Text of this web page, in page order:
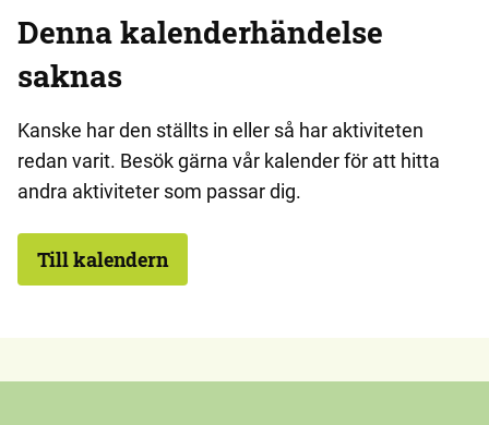
Denna kalenderhändelse
saknas
Kanske har den ställts in eller så har aktiviteten
redan varit. Besök gärna vår kalender för att hitta
andra aktiviteter som passar dig.
Till kalendern